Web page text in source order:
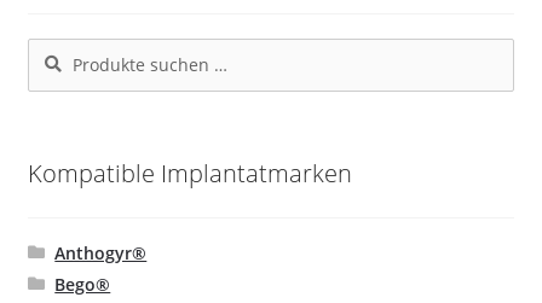
Suchen
nach:
Suchen
Kompatible Implantatmarken
Anthogyr®
Bego®